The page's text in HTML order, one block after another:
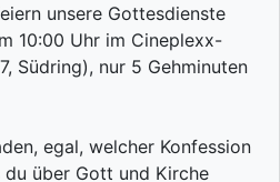
unsere Gottesdienste
10:00 Uhr im Cineplexx-
Südring), nur 5 Gehminuten
egal, welcher Konfession
über Gott und Kirche